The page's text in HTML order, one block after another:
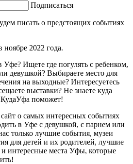
Подписаться
писать о предстоящих событиях
2022 года.
Уфе? Ищете где погулять с ребенком,
девушкой? Выбираете место для
на выходные? Интересуетесь
выставки? Не знаете куда
КудаУфа поможет!
о самых интересных событиях
в Уфе с девушкой, с парнем или
только лучшие события, музеи
для детей и их родителей, лучшие
и интересные места Уфы, которые